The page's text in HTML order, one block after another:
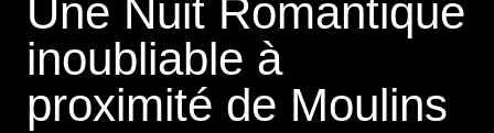
Une Nuit Romantique
inoubliable à
proximité de Moulins